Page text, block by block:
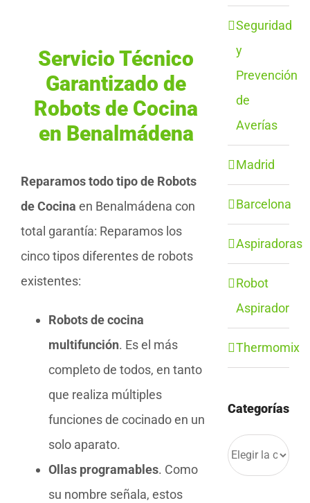
Servicio Técnico
Garantizado de
Robots de Cocina
en Benalmádena
Reparamos todo tipo de Robots
de Cocina en Benalmádena con
total garantía: Reparamos los
cinco tipos diferentes de robots
existentes:
Robots de cocina
multifunción. Es el más
completo de todos, en tanto
que realiza múltiples
funciones de cocinado en un
solo aparato.
Ollas programables. Como
su nombre señala, estos
Seguridad
y
Prevención
de
Averías
Madrid
Barcelona
Aspiradoras
Robot
Aspirador
Thermomix
Categorías
Categorías